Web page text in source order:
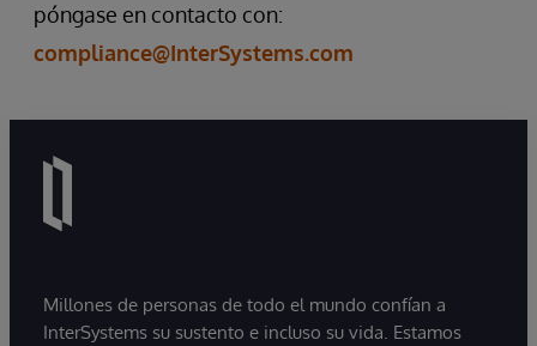
póngase en contacto con:
compliance@InterSystems.com
Millones de personas de todo el mundo confían a
InterSystems su sustento e incluso su vida. Estamos